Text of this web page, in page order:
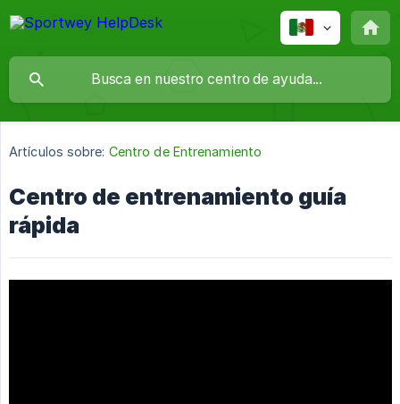
Artículos sobre: Centro de Entrenamiento
Centro de entrenamiento guía
rápida